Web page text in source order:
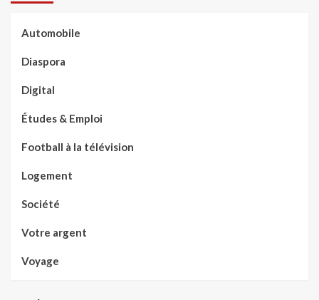
Automobile
Diaspora
Digital
Études & Emploi
Football à la télévision
Logement
Société
Votre argent
Voyage